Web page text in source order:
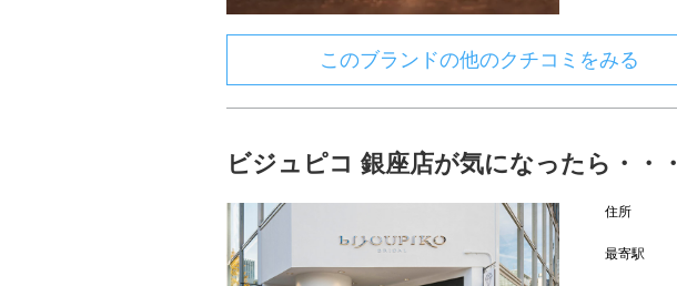
このブランドの他のクチコミをみる
ビジュピコ 銀座店が気になったら・・・
住所
最寄駅